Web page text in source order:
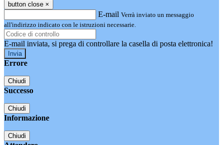
button close ×
E-mail Verrà inviato un messaggio
all'indirizzo indicato con le istruzioni necessarie.
E-mail inviata, si prega di controllare la casella di posta elettronica!
Errore
Chiudi
Successo
Chiudi
Informazione
Chiudi